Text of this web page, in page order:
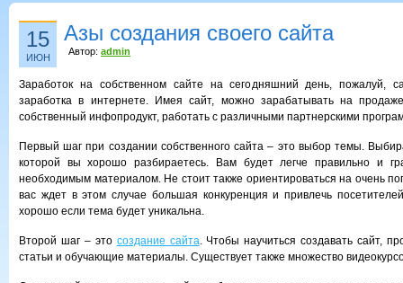
15
ИЮН
Азы создания своего сайта
Автор: admin
Заработок на собственном сайте на сегодняшний день, пожалуй,
заработка в интернете. Имея сайт, можно зарабатывать на
собственный инфопродукт, работать с различными партнерскими
Первый шаг при создании собственного сайта – это выбор темы.
которой вы хорошо разбираетесь. Вам будет легче правильно и
необходимым материалом. Не стоит также ориентироваться на очень
вас ждет в этом случае большая конкуренция и привлечь
хорошо если тема будет уникальна.
Второй шаг – это создание сайта. Чтобы научиться создавать сайт,
статьи и обучающие материалы. Существует также множество